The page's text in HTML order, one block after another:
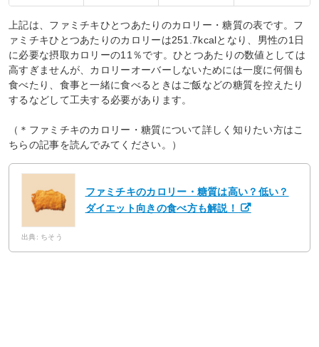
上記は、ファミチキひとつあたりのカロリー・糖質の表です。フ
ァミチキひとつあたりのカロリーは251.7kcalとなり、男性の1日
に必要な摂取カロリーの11％です。ひとつあたりの数値としては
高すぎませんが、カロリーオーバーしないためには一度に何個も
食べたり、食事と一緒に食べるときはご飯などの糖質を控えたり
するなどして工夫する必要があります。
（＊ファミチキのカロリー・糖質について詳しく知りたい方はこ
ちらの記事を読んでみてください。）
ファミチキのカロリー・糖質は高い？低い？
ダイエット向きの食べ方も解説！
出典: ちそう